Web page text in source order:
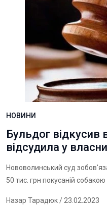
НОВИНИ
Бульдог відкусив
відсудила у
Нововолинський суд
50 тис. грн покусаній собакою
Назар Тарадюк/ 23.02.2023